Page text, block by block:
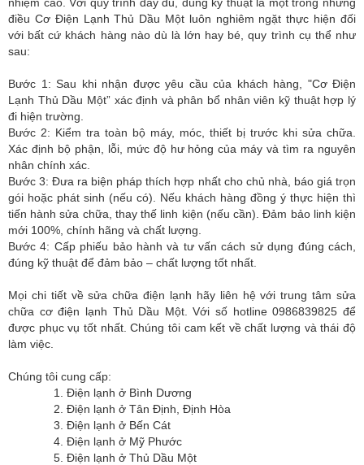
điều Cơ Điện Lạnh Thủ Dầu Một luôn nghiêm ngặt thực hiện đối
với bất cứ khách hàng nào dù là lớn hay bé, quy trình cụ thể như
sau:
Bước 1: Sau khi nhận được yêu cầu của khách hàng, "Cơ Điện
Lạnh Thủ Dầu Một” xác định và phân bổ nhân viên kỹ thuật hợp lý
đi hiện trường.
Bước 2: Kiểm tra toàn bộ máy, móc, thiết bị trước khi sửa chữa.
Xác định bộ phận, lỗi, mức độ hư hỏng của máy và tìm ra nguyên
nhân chính xác.
Bước 3: Đưa ra biện pháp thích hợp nhất cho chủ nhà, báo giá trọn
gói hoặc phát sinh (nếu có). Nếu khách hàng đồng ý thực hiện thì
tiến hành sửa chữa, thay thế linh kiện (nếu cần). Đảm bảo linh kiện
mới 100%, chính hãng và chất lượng.
Bước 4: Cấp phiếu bảo hành và tư vấn cách sử dụng đúng cách,
đúng kỹ thuật để đảm bảo – chất lượng tốt nhất.
Mọi chi tiết về sửa chữa điện lạnh hãy liên hệ với trung tâm sửa
chữa cơ điện lạnh Thủ Dầu Một. Với số hotline 0986839825 để
được phục vụ tốt nhất. Chúng tôi cam kết về chất lượng và thái độ
làm việc.
Chúng tôi cung cấp:
1. Điện lạnh ở Bình Dương
2. Điện lạnh ở Tân Định, Định Hòa
3. Điện lạnh ở Bến Cát
4. Điện lạnh ở Mỹ Phước
5. Điện lạnh ở Thủ Dầu Một